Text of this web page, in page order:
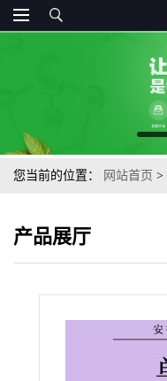
您当前的位置： 网站首页 >
产品展厅